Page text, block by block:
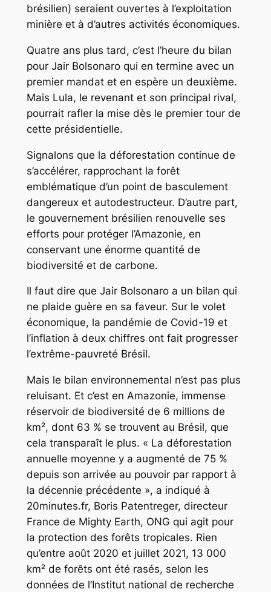
brésilien) seraient ouvertes à l’exploitation
minière et à d’autres activités économiques.
Quatre ans plus tard, c’est l’heure du bilan
pour Jair Bolsonaro qui en termine avec un
premier mandat et en espère un deuxième.
Mais Lula, le revenant et son principal rival,
pourrait rafler la mise dès le premier tour de
cette présidentielle.
Signalons que la déforestation continue de
s’accélérer, rapprochant la forêt
emblématique d’un point de basculement
dangereux et autodestructeur. D’autre part,
le gouvernement brésilien renouvelle ses
efforts pour protéger l’Amazonie, en
conservant une énorme quantité de
biodiversité et de carbone.
Il faut dire que Jair Bolsonaro a un bilan qui
ne plaide guère en sa faveur. Sur le volet
économique, la pandémie de Covid-19 et
l’inflation à deux chiffres ont fait progresser
l’extrême-pauvreté Brésil.
Mais le bilan environnemental n’est pas plus
reluisant. Et c’est en Amazonie, immense
réservoir de biodiversité de 6 millions de
km², dont 63 % se trouvent au Brésil, que
cela transparaît le plus. « La déforestation
annuelle moyenne y a augmenté de 75 %
depuis son arrivée au pouvoir par rapport à
la décennie précédente », a indiqué à
20minutes.fr, Boris Patentreger, directeur
France de Mighty Earth, ONG qui agit pour
la protection des forêts tropicales. Rien
qu’entre août 2020 et juillet 2021, 13 000
km² de forêts ont été rasés, selon les
données de l’Institut national de recherche